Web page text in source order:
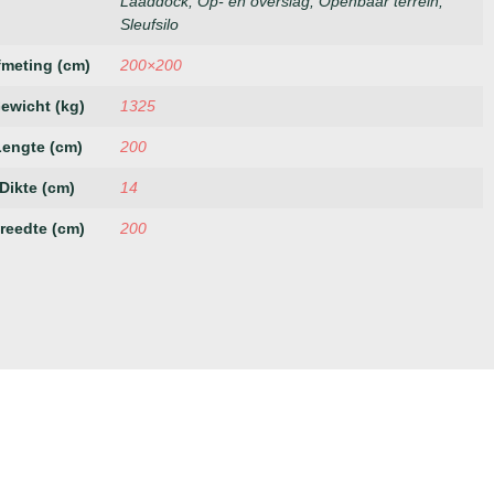
Sleufsilo
(cm) 200×200
(kg) 1325
(cm) 200
Dikte (cm) 14
(cm) 200